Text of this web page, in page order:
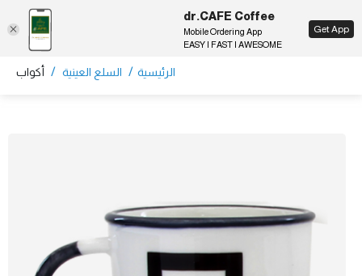
EN
الرئيسية / السلع العينية / أكواب
dr.CAFE Coffee
Mobile Ordering App
EASY | FAST | AWESOME
Get App